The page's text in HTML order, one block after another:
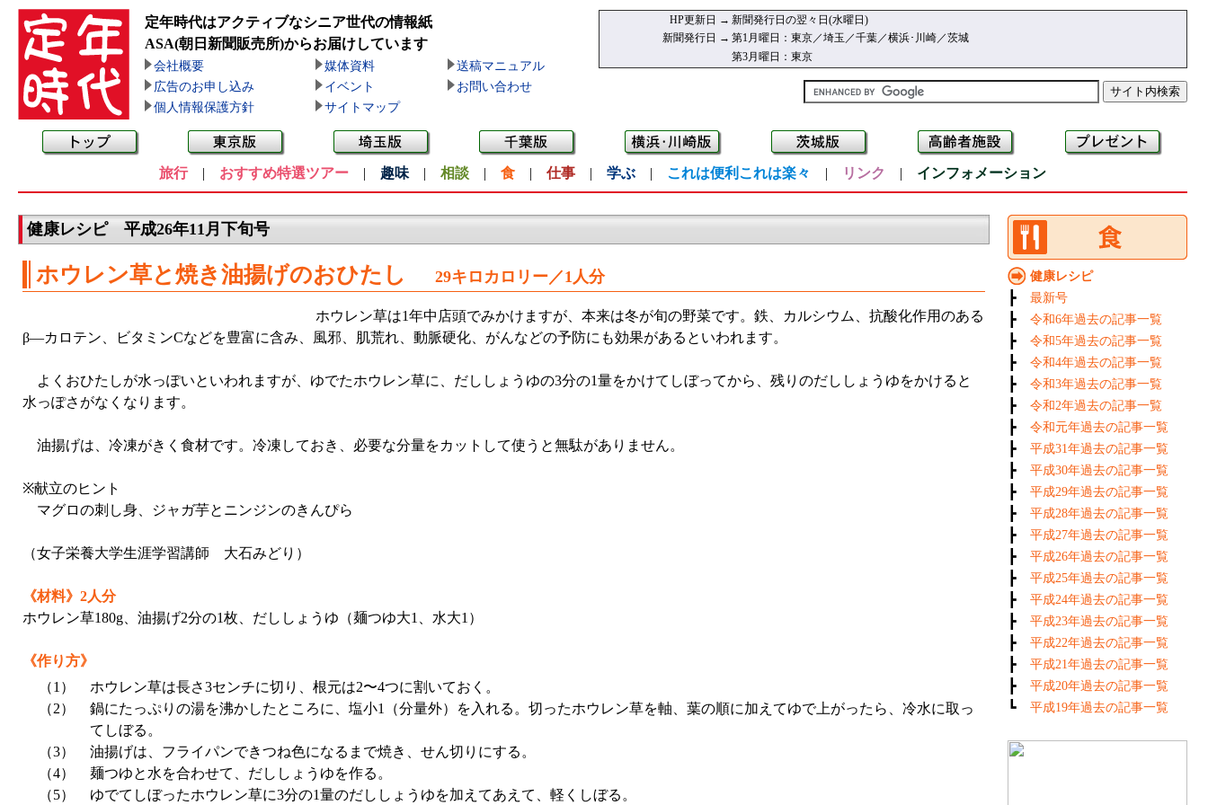
定年時代はアクティブなシニア世代の情報紙
ASA(朝日新聞販売所)からお届けしています
会社概要 媒体資料
送稿マニュアル
広告のお申し込み
イベント
お問い合わせ
個人情報保護方針
サイトマップ
HP更新日 → 新聞発行日の翌々日(水曜日)
新聞発行日 → 第1月曜日：東京／埼玉／千葉／横浜･川崎／茨城
第3月曜日：東京
旅行| おすすめ特選ツアー | 趣味 | 相談 | 食 | 仕事 | 学ぶ | これは便利これは楽々 | リンク | インフォメーション
健康レシピ 平成26年11月下旬号
ホウレン草と焼き油揚げのおひたし 29キロカロリー／1人分
ホウレン草は1年中店頭でみかけますが、本来は冬が旬の野菜です。鉄、カルシウム、抗酸化作用のある
β—カロテン、ビタミンCなどを豊富に含み、風邪、肌荒れ、動脈硬化、がんなどの予防にも効果があるといわれます。
よくおひたしが水っぽいといわれますが、ゆでたホウレン草に、だししょうゆの3分の1量をかけてしぼってから、残りのだししょうゆをかけると
水っぽさがなくなります。
油揚げは、冷凍がきく食材です。冷凍しておき、必要な分量をカットして使うと無駄がありません。
※献立のヒント
マグロの刺し身、ジャガ芋とニンジンのきんぴら
（女子栄養大学生涯学習講師 大石みどり）
《材料》2人分
ホウレン草180g、油揚げ2分の1枚、だししょうゆ（麺つゆ大1、水大1）
《作り方》
（1）
ホウレン草は長さ3センチに切り、根元は2〜4つに割いておく。
（2）
鍋にたっぷりの湯を沸かしたところに、塩小1（分量外）を入れる。切ったホウレン草を軸、葉の順に加えてゆで上がったら、冷水に取っ
てしぼる。
（3）
油揚げは、フライパンできつね色になるまで焼き、せん切りにする。
（4）
麺つゆと水を合わせて、だししょうゆを作る。
（5）
ゆでてしぼったホウレン草に3分の1量のだししょうゆを加えてあえて、軽くしぼる。
健康レシピ
┣ 最新号
┣ 令和6年過去の記事一覧
┣ 令和5年過去の記事一覧
┣ 令和4年過去の記事一覧
┣ 令和3年過去の記事一覧
┣ 令和2年過去の記事一覧
┣ 令和元年過去の記事一覧
┣ 平成31年過去の記事一覧
┣ 平成30年過去の記事一覧
┣ 平成29年過去の記事一覧
┣ 平成28年過去の記事一覧
┣ 平成27年過去の記事一覧
┣ 平成26年過去の記事一覧
┣ 平成25年過去の記事一覧
┣ 平成24年過去の記事一覧
┣ 平成23年過去の記事一覧
┣ 平成22年過去の記事一覧
┣ 平成21年過去の記事一覧
┣ 平成20年過去の記事一覧
┗ 平成19年過去の記事一覧